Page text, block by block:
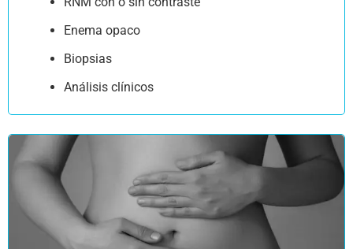
Enema opaco
Biopsias
Análisis clínicos